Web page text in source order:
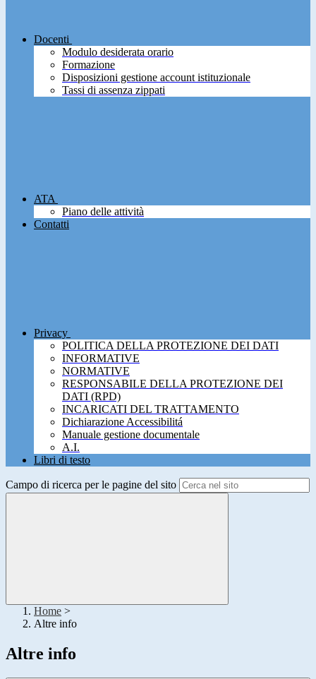
Docenti
Modulo desiderata orario
Formazione
Disposizioni gestione account istituzionale
Tassi di assenza zippati
ATA
Piano delle attività
Contatti
Privacy
POLITICA DELLA PROTEZIONE DEI DATI
INFORMATIVE
NORMATIVE
RESPONSABILE DELLA PROTEZIONE DEI
DATI (RPD)
INCARICATI DEL TRATTAMENTO
Dichiarazione Accessibilitá
Manuale gestione documentale
A.I.
Libri di testo
Campo di ricerca per le pagine del sito
Home >
Altre info
Altre info